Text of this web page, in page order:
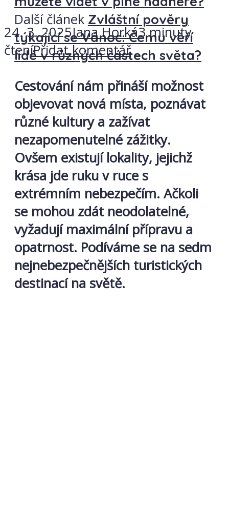
24. 3. 2025Jana Horká3 minuty
čteníPřidat komentář
Další článek Zvláštní pověry
týkající se Vánoc: Čemu věří
lidé v různých částech světa?
Cestování nám přináší možnost
objevovat nová místa, poznávat
různé kultury a zažívat
nezapomenutelné zážitky.
Ovšem existují lokality, jejichž
krása jde ruku v ruce s
extrémním nebezpečím. Ačkoli
se mohou zdát neodolatelné,
vyžadují maximální přípravu a
opatrnost. Podíváme se na sedm
nejnebezpečnějších turistických
destinací na světě.